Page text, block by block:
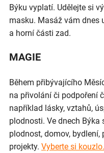
Býku vyplatí. Udělejte si
masku. Masáž vám dnes
a horní části zad.
MAGIE
Během přibývajícího
na přivolání či podpoření
například lásky, vztahů,
plodnosti. Ve dnech Býka
plodnost, domov, bydlení,
projekty. Vyberte si